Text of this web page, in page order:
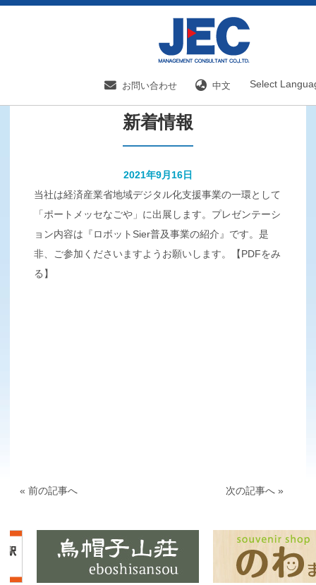
お問い合わせ 中文 Select
新着情報
新着情報
2021年9月16日
当社は経済産業省地域デジタル化支援事業の一環として
「ポートメッセなごや」に出展します。プレゼンテーシ
ョン内容は『ロボットSier普及事業の紹介』です。是
非、ご参加くださいますようお願いします。【PDFをみ
る】
« 前の記事へ 次の記事へ »